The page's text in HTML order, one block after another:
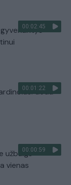
00:02:45
00:01:22deda
00:00:59
užbaigs
vienas